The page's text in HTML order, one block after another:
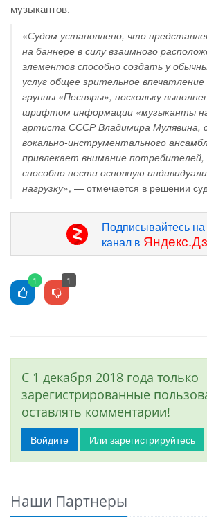
музыкантов.
«Судом установлено, что
на баннере в силу взаимного
элементов способно создать у
услуг общее зрительное
группы «Песняры», поскольку
шрифтом информации «музыканты
артиста СССР Владимира Мулявина,
вокально-инструментального
привлекает внимание потребителей,
способно нести основную
нагрузку», — отмечается в решении
Подписывайтесь
канал в
1 1
С 1 декабря 2018 года только
зарегистрированные
оставлять комментарии!
Войдите Или зарегистрируйтесь
Наши Партнеры